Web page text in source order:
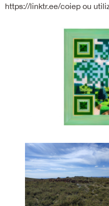
https://linktr.ee/coiep ou